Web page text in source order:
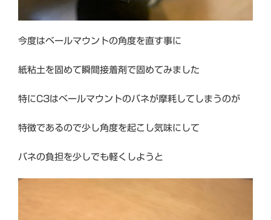
今度はベールマウントの角度を直す事に
紙粘土を固めて瞬間接着剤で固めてみました
特にC3はベールマウントのバネが摩耗してしまうのが
特徴であるので少し角度を起こし気味にして
バネの負担を少しでも軽くしようと